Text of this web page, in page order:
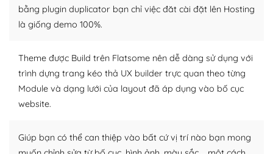
Nếu bạn gặp khó khăn, bạn có thể lên mạng và tìm
kiếm những cộng đồng WordPress, họ sẽ giúp bạn trả
Cộng đồng sử dụng WordPress sẵn sàng hỗ trợ bạn
– Đa dạng plugin và themes
nhiều plugin trả phí hoặc miễn phí.
bằng plugin duplicator bạn chỉ việc đăt cài đặt lên Hosting
là giống demo 100%.
Theme được Build trên Flatsome nên dễ dàng sử dụng với
trình dựng trang kéo thả UX builder trực quan theo từng
Module và dạng lưới của layout đã áp dụng vào bố cục
website.
Giúp bạn có thể can thiệp vào bất cứ vị trí nào bạn mong